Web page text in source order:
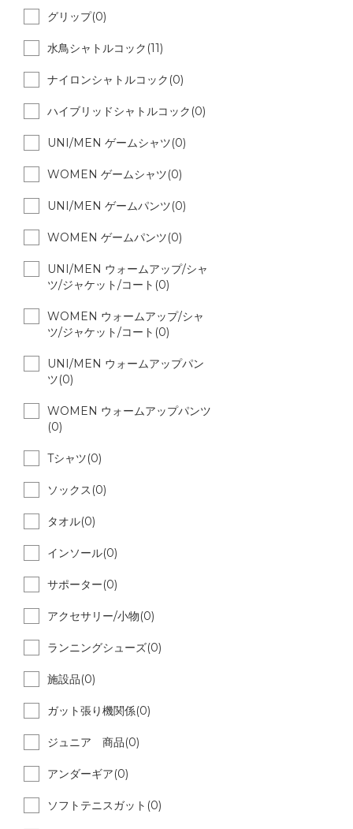
グリップ(0)
水鳥シャトルコック(11)
ナイロンシャトルコック(0)
ハイブリッドシャトルコック(0)
UNI/MEN ゲームシャツ(0)
WOMEN ゲームシャツ(0)
UNI/MEN ゲームパンツ(0)
WOMEN ゲームパンツ(0)
UNI/MEN ウォームアップ/シャ
ツ/ジャケット/コート(0)
WOMEN ウォームアップ/シャ
ツ/ジャケット/コート(0)
UNI/MEN ウォームアップパン
ツ(0)
WOMEN ウォームアップパンツ
(0)
Tシャツ(0)
ソックス(0)
タオル(0)
インソール(0)
サポーター(0)
アクセサリー/小物(0)
ランニングシューズ(0)
施設品(0)
ガット張り機関係(0)
ジュニア 商品(0)
アンダーギア(0)
ソフトテニスガット(0)